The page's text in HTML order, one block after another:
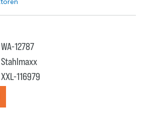
WA-12787
Stahlmaxx
XXL-116979